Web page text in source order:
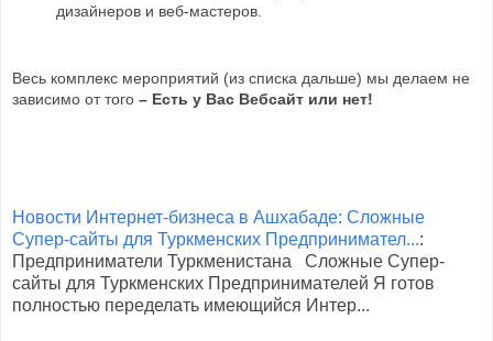
дизайнеров и веб-мастеров.
Весь комплекс мероприятий (из списка дальше) мы делаем не
зависимо от того – Есть у Вас Вебсайт или нет!
Новости Интернет-бизнеса в Ашхабаде: Сложные
Супер-сайты для Туркменских Предпринимател...:
Предприниматели Туркменистана Сложные Супер-
сайты для Туркменских Предпринимателей Я готов
полностью переделать имеющийся Интер...